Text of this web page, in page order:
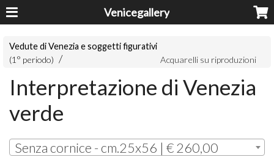
Venicegallery
Vedute di Venezia e soggetti figurativi
(1° periodo)
Acquarelli su riproduzioni
Interpretazione di Venezia
verde
Senza cornice - cm.25x56 | € 260,00